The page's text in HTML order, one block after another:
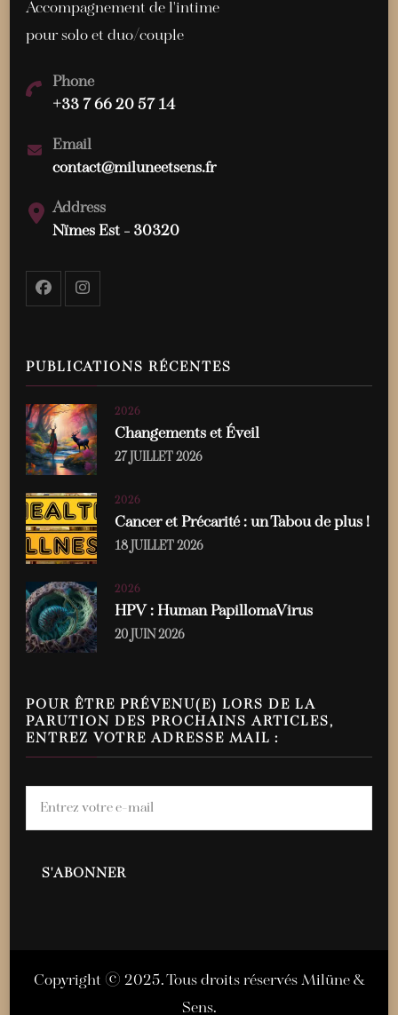
Accompagnement de l'intime
pour solo et duo/couple
Phone
+33 7 66 20 57 14
Email
contact@miluneetsens.fr
Address
Nïmes Est - 30320
PUBLICATIONS RÉCENTES
2026
Changements et Éveil
27 JUILLET 2026
2026
Cancer et Précarité : un Tabou de plus !
18 JUILLET 2026
2026
HPV : Human PapillomaVirus
20 JUIN 2026
POUR ÊTRE PRÉVENU(E) LORS DE LA
PARUTION DES PROCHAINS ARTICLES,
ENTREZ VOTRE ADRESSE MAIL :
Copyright © 2025. Tous droits réservés Milüne &
Sens.